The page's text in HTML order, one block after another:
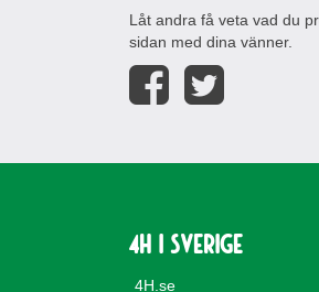
Låt andra få veta vad du
sidan med dina vänner.
4H i Sverige
4H.se